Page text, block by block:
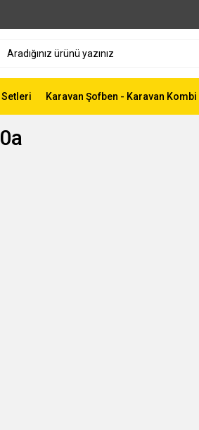
Setleri Karavan Şofben - Karavan Kombi